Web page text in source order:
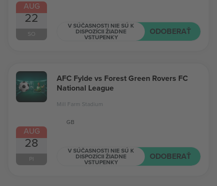
AUG
22
SO
V SÚČASNOSTI NIE SÚ K
DISPOZÍCII ŽIADNE
VSTUPENKY
ODOBERAŤ
AUG
28
PI
AFC Fylde vs Forest Green Rovers FC
National League
Mill Farm Stadium
GB
V SÚČASNOSTI NIE SÚ K
DISPOZÍCII ŽIADNE
VSTUPENKY
ODOBERAŤ